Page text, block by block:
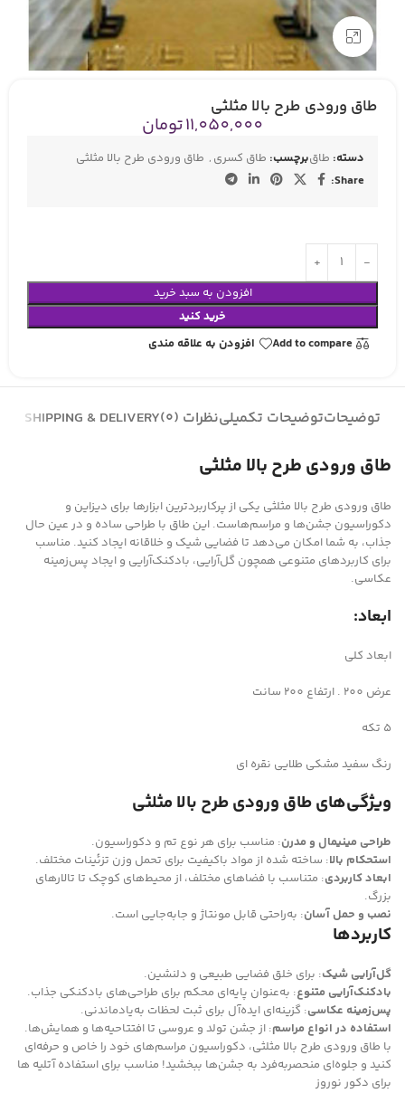
بزرگنمایی تصویر
طاق ورودی طرح بالا مثلثی
11,050,000تومان
دسته: طاقبرچسب: طاق کسری , طاق ورودی طرح بالا مثلثی
Share:
افزودن به سبد خرید
خرید کنید
Add to compare
افزودن به علاقه مندی
توضیحاتتوضیحات تکمیلینظرات (0) SHIPPING & DELIVERY
طاق ورودی طرح بالا مثلثی
طاق ورودی طرح بالا مثلثی یکی از پرکاربردترین ابزارها برای دیزاین و
دکوراسیون جشن‌ها و مراسم‌هاست. این طاق با طراحی ساده و در عین حال
جذاب، به شما امکان می‌دهد تا فضایی شیک و خلاقانه ایجاد کنید. مناسب
برای کاربردهای متنوعی همچون گل‌آرایی، بادکنک‌آرایی و ایجاد پس‌زمینه
عکاسی.
ابعاد:
ابعاد کلی
عرض 200 . ارتفاع 200 سانت
5 تکه
رنگ سفید مشکی طلایی نقره ای
ویژگی‌های طاق ورودی طرح بالا مثلثی
طراحی مینیمال و مدرن: مناسب برای هر نوع تم و دکوراسیون.
استحکام بالا: ساخته شده از مواد باکیفیت برای تحمل وزن تزئینات مختلف.
ابعاد کاربردی: متناسب با فضاهای مختلف، از محیط‌های کوچک تا تالارهای
بزرگ.
نصب و حمل آسان: به‌راحتی قابل مونتاژ و جابه‌جایی است.
کاربردها
گل‌آرایی شیک: برای خلق فضایی طبیعی و دلنشین.
بادکنک‌آرایی متنوع: به‌عنوان پایه‌ای محکم برای طراحی‌های بادکنکی جذاب.
پس‌زمینه عکاسی: گزینه‌ای ایده‌آل برای ثبت لحظات به‌یادماندنی.
استفاده در انواع مراسم: از جشن تولد و عروسی تا افتتاحیه‌ها و همایش‌ها.
با طاق ورودی طرح بالا مثلثی، دکوراسیون مراسم‌های خود را خاص و حرفه‌ای
کنید و جلوه‌ای منحصربه‌فرد به جشن‌ها ببخشید! مناسب برای استفاده آتلیه ها
برای دکور نوروز